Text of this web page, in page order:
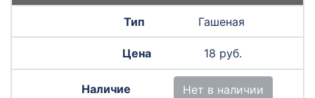
Гашеная
18 руб.
Нет в наличии